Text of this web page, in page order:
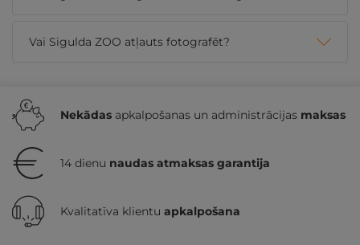
Vai Sigulda ZOO atļauts fotografēt?
Nekādas apkalpošanas un administrācijas maksas
14 dienu naudas atmaksas garantija
Kvalitatīva klientu apkalpošana